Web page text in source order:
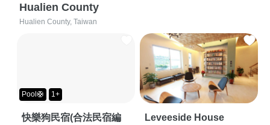
Hualien County
Hualien County, Taiwan
Pool🛟 1+
快樂狗民宿(合法民宿編
Leveeside House